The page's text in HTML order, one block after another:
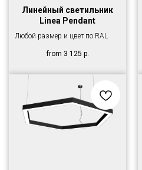
Линейный светильник
Linea Pendant
Любой размер и цвет по RAL
from 3 125 р.